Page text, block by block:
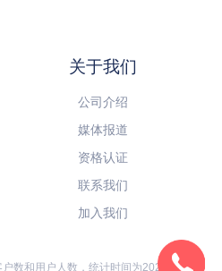
关于我们
公司介绍
媒体报道
资格认证
联系我们
加入我们
数和用户人数，统计时间为2024年1月